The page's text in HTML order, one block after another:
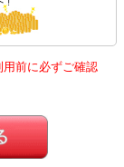
用前に必ずご確認